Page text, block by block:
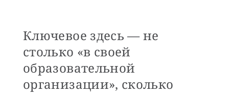
Ключевое здесь — не
столько «в своей
образовательной
организации», сколько